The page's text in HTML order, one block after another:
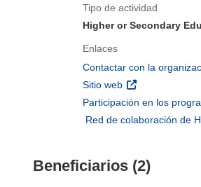
Tipo de actividad
Higher or Secondary
Enlaces
Contactar con la
Sitio web (se abrirá en
Participación en los
Red de colaboración de
Beneficiarios (2)